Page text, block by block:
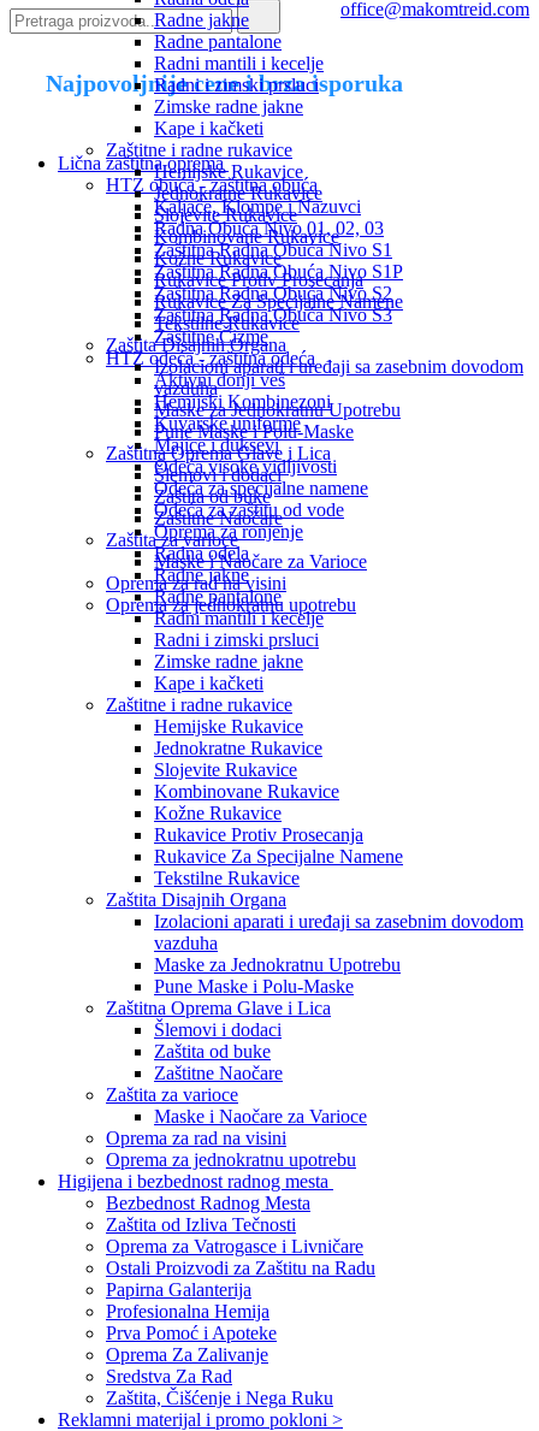
Radne jakne
Radne pantalone
Radni mantili i kecelje
Radni i zimski prsluci
Zimske radne jakne
Kape i kačketi
Zaštitne i radne rukavice
Hemijske Rukavice
Jednokratne Rukavice
Slojevite Rukavice
Kombinovane Rukavice
Kožne Rukavice
Rukavice Protiv Prosecanja
Rukavice Za Specijalne Namene
Tekstilne Rukavice
Zaštita Disajnih Organa
Izolacioni aparati i uređaji sa zasebnim dovodom
vazduha
Maske za Jednokratnu Upotrebu
Pune Maske i Polu-Maske
Zaštitna Oprema Glave i Lica
Šlemovi i dodaci
Zaštita od buke
Zaštitne Naočare
Zaštita za varioce
Maske i Naočare za Varioce
Oprema za rad na visini
Oprema za jednokratnu upotrebu
office@makomtreid.com
Najpovoljnije cene i brza isporuka
Lična zaštitna oprema
HTZ obuća - zaštitna obuća
Kaljače, Klompe i Nazuvci
Radna Obuća Nivo 01, 02, 03
Zaštitna Radna Obuća Nivo S1
Zaštitna Radna Obuća Nivo S1P
Zaštitna Radna Obuća Nivo S2
Zaštitna Radna Obuća Nivo S3
Zaštitne Čizme
HTZ odeća - zaštitna odeća
Aktivni donji veš
Hemijski Kombinezoni
Kuvarske uniforme
Majice i duksevi
Odeća visoke vidljivosti
Odeća za specijalne namene
Odeća za zaštitu od vode
Oprema za ronjenje
Radna odela
Radne jakne
Radne pantalone
Radni mantili i kecelje
Radni i zimski prsluci
Zimske radne jakne
Kape i kačketi
Zaštitne i radne rukavice
Hemijske Rukavice
Jednokratne Rukavice
Slojevite Rukavice
Kombinovane Rukavice
Kožne Rukavice
Rukavice Protiv Prosecanja
Rukavice Za Specijalne Namene
Tekstilne Rukavice
Zaštita Disajnih Organa
Izolacioni aparati i uređaji sa zasebnim dovodom
vazduha
Maske za Jednokratnu Upotrebu
Pune Maske i Polu-Maske
Zaštitna Oprema Glave i Lica
Šlemovi i dodaci
Zaštita od buke
Zaštitne Naočare
Zaštita za varioce
Maske i Naočare za Varioce
Oprema za rad na visini
Oprema za jednokratnu upotrebu
Higijena i bezbednost radnog mesta
Bezbednost Radnog Mesta
Zaštita od Izliva Tečnosti
Oprema za Vatrogasce i Livničare
Ostali Proizvodi za Zaštitu na Radu
Papirna Galanterija
Profesionalna Hemija
Prva Pomoć i Apoteke
Oprema Za Zalivanje
Sredstva Za Rad
Zaštita, Čišćenje i Nega Ruku
Reklamni materijal i promo pokloni >